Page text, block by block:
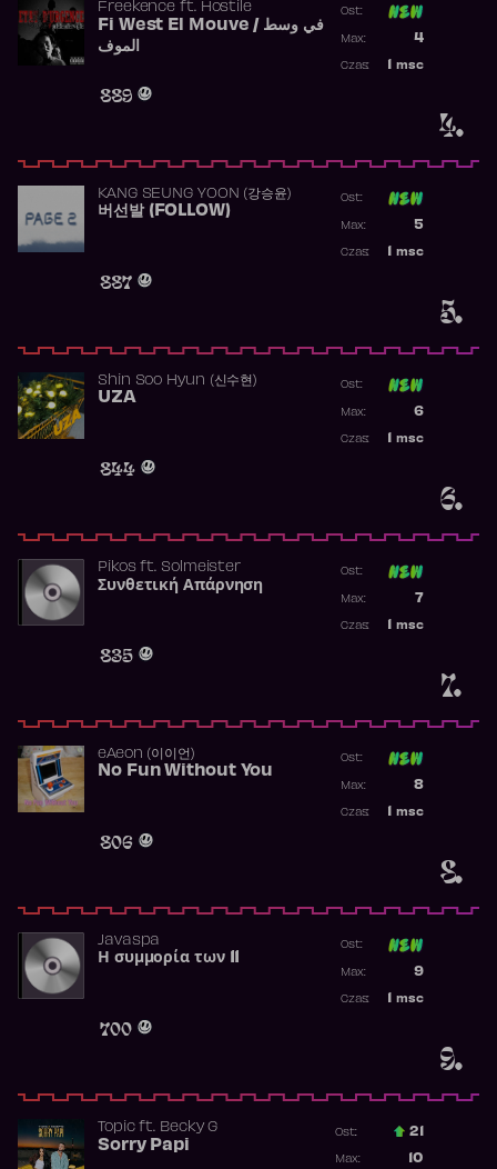
4.
Freekence ft. Hostile
Fi West El Mouve / في وسط
الموف
889
Ost:
4
Max:
msc
Czas:
5.
KANG SEUNG YOON (강승윤)
버선발 (FOLLOW)
887
Ost:
5
Max:
msc
Czas:
6.
Shin Soo Hyun (신수현)
UZA
844
Ost:
6
Max:
msc
Czas:
7.
Pikosft. Solmeister
Συνθετική Απάρνηση
835
Ost:
7
Max:
msc
Czas:
8.
​eAeon (이이언)
No Fun Without You
806
Ost:
8
Max:
msc
Czas:
9.
Javaspa
Η συμμορία των 11
700
Ost:
9
Max:
msc
Czas:
Topicft. Becky G
Sorry Papi
Ost.: 21
10
Max: